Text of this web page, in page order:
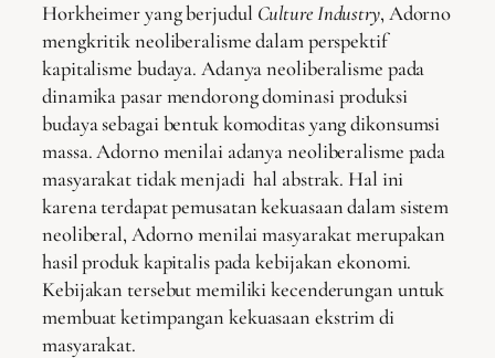
Horkheimer yang berjudul Culture Industry, Adorno
mengkritik neoliberalisme dalam perspektif
kapitalisme budaya. Adanya neoliberalisme pada
dinamika pasar mendorong dominasi produksi
budaya sebagai bentuk komoditas yang dikonsumsi
massa. Adorno menilai adanya neoliberalisme pada
masyarakat tidak menjadi hal abstrak. Hal ini
karena terdapat pemusatan kekuasaan dalam sistem
neoliberal, Adorno menilai masyarakat merupakan
hasil produk kapitalis pada kebijakan ekonomi.
Kebijakan tersebut memiliki kecenderungan untuk
membuat ketimpangan kekuasaan ekstrim di
masyarakat.